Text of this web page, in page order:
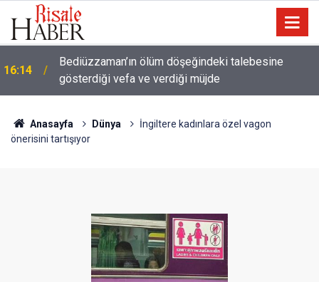
14:57
Meta'ya çocuk güvenliği davasında rekor ceza: 567
milyon dolar ödeyecek
Anasayfa Dünya
İngiltere kadınlara özel vagon
önerisini tartışıyor